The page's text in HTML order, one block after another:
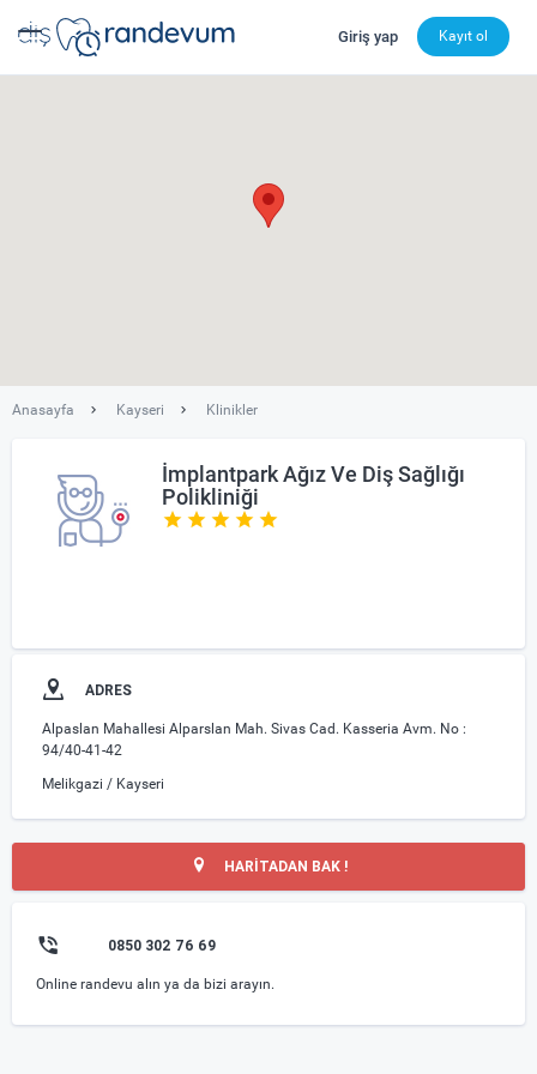
dishekimleri.net - Diş Hekimi Bul, Yorumları İncele ve
Giriş yap Kayıt ol
Anasayfa Kayseri Klinikler
İmplantpark Ağız Ve Diş Sağlığı
Polikliniği
ADRES
Alpaslan Mahallesi Alparslan Mah. Sivas Cad. Kasseria Avm. No :
94/40-41-42
Melikgazi / Kayseri
HARİTADAN BAK !
0850 302 76 69
Online randevu alın ya da bizi arayın.